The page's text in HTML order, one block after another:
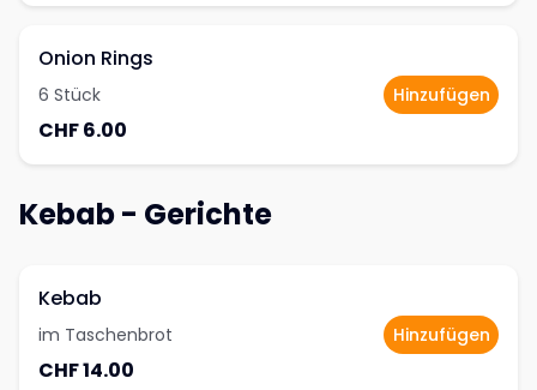
Onion Rings
6 Stück
CHF 6.00
Hinzufügen
Kebab - Gerichte
Kebab
im Taschenbrot
CHF 14.00
Hinzufügen